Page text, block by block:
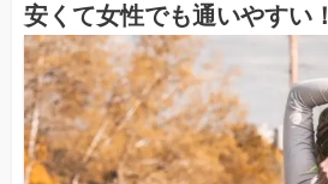
安くて女性でも通いやすい！